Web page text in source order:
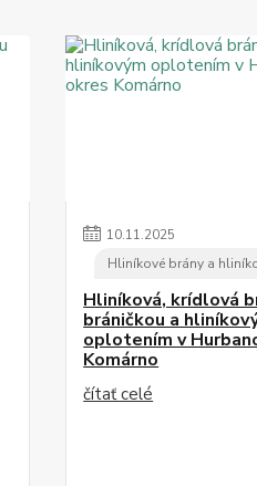
10.11.2025
Hliníkové brány a
Hliníková, krídlová
bráničkou a
oplotením v
Komárno
čítať celé